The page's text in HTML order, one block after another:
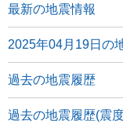
最新の地震情報
2025年04月19日の
過去の地震履歴
過去の地震履歴(震